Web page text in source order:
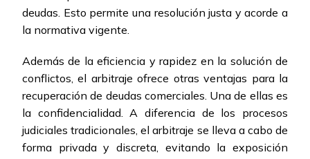
deudas. Esto permite una resolución justa y acorde a
la normativa vigente.
Además de la eficiencia y rapidez en la solución de
conflictos, el arbitraje ofrece otras ventajas para la
recuperación de deudas comerciales. Una de ellas es
la confidencialidad. A diferencia de los procesos
judiciales tradicionales, el arbitraje se lleva a cabo de
forma privada y discreta, evitando la exposición